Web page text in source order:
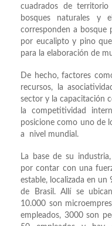
cuadrados de
bosques naturales y
corresponden a bosque
por eucalipto y pino
para la elaboración de
De hecho, factores
recursos, la
sector y la capacitación
la competitividad
posicione como uno de
a nivel mundial.
La base de su
por contar con una
estable, localizada en
de Brasil. Allí se
10.000 son
empleados, 3000 son